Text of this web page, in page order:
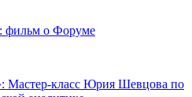
фильм о Форуме
Мастер-класс Юрия Шевцова по